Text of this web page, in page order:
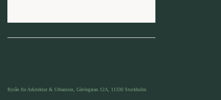
Byrån för Arkitektur & Urbanism, Gävlegatan 12A, 11330 Stockholm